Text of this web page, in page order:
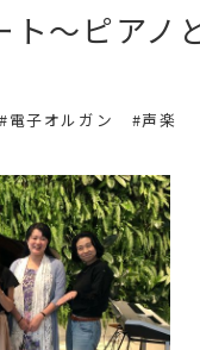
ト〜ピアノ
#電子オルガン #声楽